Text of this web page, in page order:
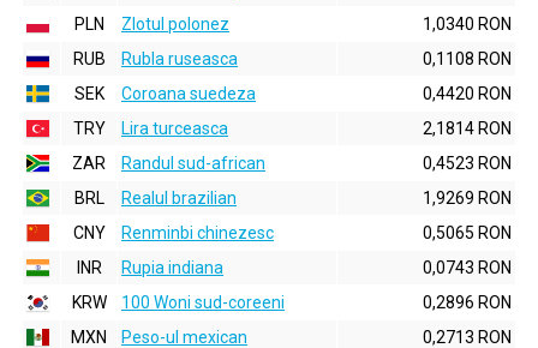
PLN
Zlotul polonez
1,0340 RON
RUB
Rubla ruseasca
0,1108 RON
SEK
Coroana suedeza
0,4420 RON
TRY
Lira turceasca
2,1814 RON
ZAR
Randul sud-african
0,4523 RON
BRL
Realul brazilian
1,9269 RON
CNY
Renminbi chinezesc
0,5065 RON
INR
Rupia indiana
0,0743 RON
KRW
100 Woni sud-coreeni
0,2896 RON
MXN
Peso-ul mexican
0,2713 RON